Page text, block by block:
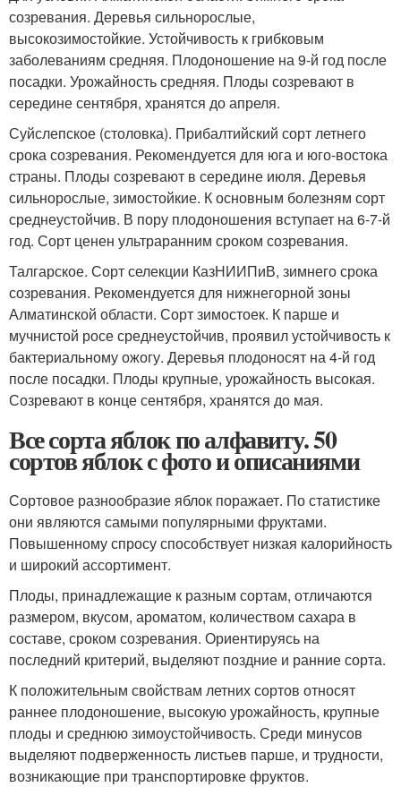
созревания. Деревья сильнорослые,
высокозимостойкие. Устойчивость к грибковым
заболеваниям средняя. Плодоношение на 9-й год после
посадки. Урожайность средняя. Плоды созревают в
середине сентября, хранятся до апреля.
Суйслепское (столовка). Прибалтийский сорт летнего
срока созревания. Рекомендуется для юга и юго-востока
страны. Плоды созревают в середине июля. Деревья
сильнорослые, зимостойкие. К основным болезням сорт
среднеустойчив. В пору плодоношения вступает на 6-7-й
год. Сорт ценен ультраранним сроком созревания.
Талгарское. Сорт селекции КазНИИПиВ, зимнего срока
созревания. Рекомендуется для нижнегорной зоны
Алматинской области. Сорт зимостоек. К парше и
мучнистой росе среднеустойчив, проявил устойчивость к
бактериальному ожогу. Деревья плодоносят на 4-й год
после посадки. Плоды крупные, урожайность высокая.
Созревают в конце сентября, хранятся до мая.
Все сорта яблок по алфавиту. 50
сортов яблок с фото и описаниями
Сортовое разнообразие яблок поражает. По статистике
они являются самыми популярными фруктами.
Повышенному спросу способствует низкая калорийность
и широкий ассортимент.
Плоды, принадлежащие к разным сортам, отличаются
размером, вкусом, ароматом, количеством сахара в
составе, сроком созревания. Ориентируясь на
последний критерий, выделяют поздние и ранние сорта.
К положительным свойствам летних сортов относят
раннее плодоношение, высокую урожайность, крупные
плоды и среднюю зимоустойчивость. Среди минусов
выделяют подверженность листьев парше, и трудности,
возникающие при транспортировке фруктов.